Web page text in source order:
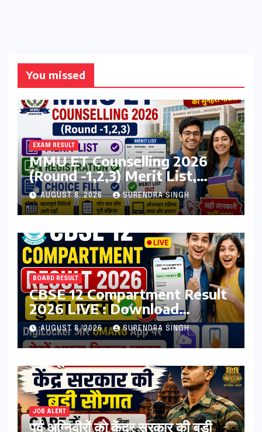
You missed
EXAM RESULT
MMU ET Counselling 2026
(Round -1,2,3) Merit List,
Registration, Choice Filling
AUGUST 8, 2026 SURENDRA SINGH
BOARD RESULT
CBSE 12 Compartment Result
2026 LIVE : Download
Marksheet at
cbseresults.nic.in, Digilocker
AUGUST 8, 2026 SURENDRA SINGH
JOB ALERT
पूर्व अग्निवीरों को केंद्र सरकार की बड़ी